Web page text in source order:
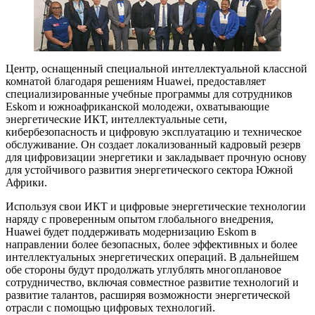
Центр, оснащенный специальной интеллектуальной классной
комнатой благодаря решениям Huawei, предоставляет
специализированные учебные программы для сотрудников
Eskom и южноафриканской молодежи, охватывающие
энергетические ИКТ, интеллектуальные сети,
кибербезопасность и цифровую эксплуатацию и техническое
обслуживание. Он создает локализованный кадровый резерв
для цифровизации энергетики и закладывает прочную основу
для устойчивого развития энергетического сектора Южной
Африки.
Используя свои ИКТ и цифровые энергетические технологии
наряду с проверенным опытом глобального внедрения,
Huawei будет поддерживать модернизацию Eskom в
направлении более безопасных, более эффективных и более
интеллектуальных энергетических операций. В дальнейшем
обе стороны будут продолжать углублять многоплановое
сотрудничество, включая совместное развитие технологий и
развитие талантов, расширяя возможности энергетической
отрасли с помощью цифровых технологий.